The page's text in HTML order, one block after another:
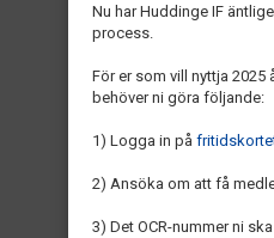
Nu har Huddinge IF
process.
För er som vill nyttja
behöver ni göra följande:
1) Logga in på
2) Ansöka om att få
3) Det OCR-nummer ni